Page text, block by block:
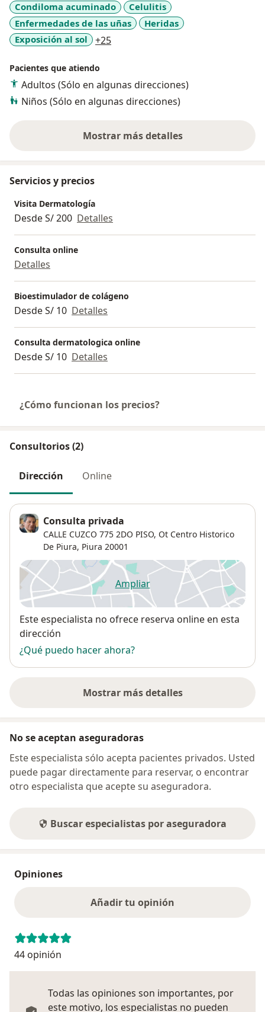
Condiloma acuminado
Celulitis
Enfermedades de las uñas
Heridas
Exposición al sol
+25a11y_sr_more_diseases
Pacientes que atiendo
Adultos (Sólo en algunas direcciones)
Niños (Sólo en algunas direcciones)
Mostrar más detalles
sobre la experiencia
Servicios y precios
Visita Dermatología
Desde S/ 200 Detalles
Consulta online
Detalles
Bioestimulador de colágeno
Desde S/ 10 Detalles
Consulta dermatologica online
Desde S/ 10 Detalles
¿Cómo funcionan los precios?
Consultorios (2)
Dirección Online
Consulta privada
CALLE CUZCO 775 2DO PISO, Ot Centro Historico
De Piura, Piura 20001
Ampliarse abre en una nueva
Disponibilidad
Este especialista no ofrece reserva online en esta
dirección
¿Qué puedo hacer ahora?
Mostrar más detalles
sobre la dirección
No se aceptan aseguradoras
Este especialista sólo acepta pacientes privados. Usted
puede pagar directamente para reservar, o encontrar
otro especialista que acepte su aseguradora.
Buscar especialistas por aseguradora
Opiniones
Añadir tu opinión
44 opinión
Todas las opiniones son importantes, por
este motivo, los especialistas no pueden